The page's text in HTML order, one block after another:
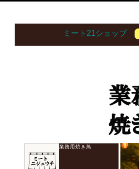
ミート21ショップ